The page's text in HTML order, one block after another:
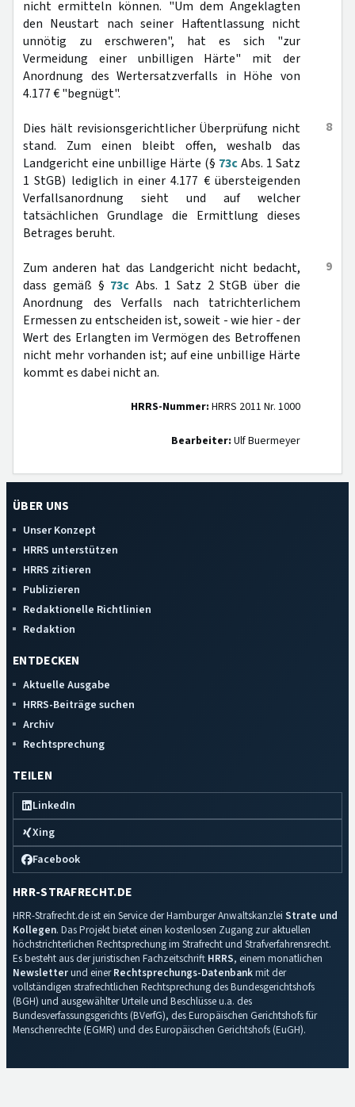
nicht ermitteln können. "Um dem Angeklagten
den Neustart nach seiner Haftentlassung nicht
unnötig zu erschweren", hat es sich "zur
Vermeidung einer unbilligen Härte" mit der
Anordnung des Wertersatzverfalls in Höhe von
4.177 € "begnügt".
8
Dies hält revisionsgerichtlicher Überprüfung nicht
stand. Zum einen bleibt offen, weshalb das
Landgericht eine unbillige Härte (§ 73cAbs. 1 Satz
1 StGB) lediglich in einer 4.177 € übersteigenden
Verfallsanordnung sieht und auf welcher
tatsächlichen Grundlage die Ermittlung dieses
Betrages beruht.
9
Zum anderen hat das Landgericht nicht bedacht,
dass gemäß § 73c Abs. 1 Satz 2 StGB über die
Anordnung des Verfalls nach tatrichterlichem
Ermessen zu entscheiden ist, soweit - wie hier - der
Wert des Erlangten im Vermögen des Betroffenen
nicht mehr vorhanden ist; auf eine unbillige Härte
kommt es dabei nicht an.
HRRS-Nummer: HRRS 2011 Nr. 1000
Bearbeiter: Ulf Buermeyer
ÜBER UNS
Unser Konzept
HRRS unterstützen
HRRS zitieren
Publizieren
Redaktionelle Richtlinien
Redaktion
ENTDECKEN
Aktuelle Ausgabe
HRRS-Beiträge suchen
Archiv
Rechtsprechung
TEILEN
LinkedIn
Xing
Facebook
HRR-STRAFRECHT.DE
HRR-Strafrecht.de ist ein Service der Hamburger Anwaltskanzlei Strate und
Kollegen. Das Projekt bietet einen kostenlosen Zugang zur aktuellen
höchstrichterlichen Rechtsprechung im Strafrecht und Strafverfahrensrecht.
Es besteht aus der juristischen Fachzeitschrift HRRS, einem monatlichen
Newsletterund einerRechtsprechungs-Datenbankmit der
vollständigen strafrechtlichen Rechtsprechung des Bundesgerichtshofs
(BGH) und ausgewählter Urteile und Beschlüsse u.a. des
Bundesverfassungsgerichts (BVerfG), des Europäischen Gerichtshofs für
Menschenrechte (EGMR) und des Europäischen Gerichtshofs (EuGH).